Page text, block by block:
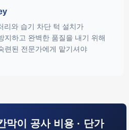
리와 습기 차단 턱 설치가
지하고 완벽한 품질을 내기 위해
련된 전문가에게 맡기셔야
막이 공사 비용 · 단가